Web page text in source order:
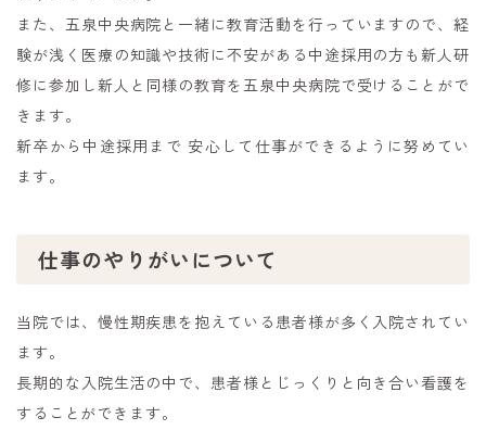
また、五泉中央病院と一緒に教育活動を行っていますので、経
験が浅く医療の知識や技術に不安がある中途採用の方も新人研
修に参加し新人と同様の教育を五泉中央病院で受けることがで
きます。
新卒から中途採用まで 安心して仕事ができるように努めてい
ます。
仕事のやりがいについて
当院では、慢性期疾患を抱えている患者様が多く入院されてい
ます。
長期的な入院生活の中で、患者様とじっくりと向き合い看護を
することができます。